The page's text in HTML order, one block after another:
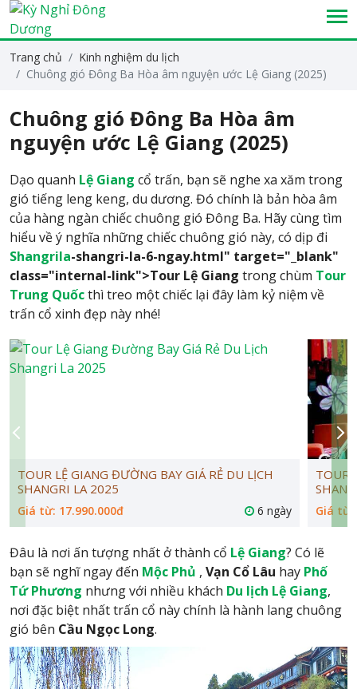
Trang chủ
Kinh nghiệm du lịch
Chuông gió Đông Ba Hòa âm nguyện ước Lệ Giang (2025)
Chuông gió Đông Ba Hòa âm
nguyện ước Lệ Giang (2025)
Dạo quanh Lệ Giang cổ trấn, bạn sẽ nghe xa xăm trong
gió tiếng leng keng, du dương. Đó chính là bản hòa âm
của hàng ngàn chiếc chuông gió Đông Ba. Hãy cùng tìm
hiểu về ý nghĩa những chiếc chuông gió này, có dịp đi
Shangrila-shangri-la-6-ngay.html" target="_blank"
class="internal-link">Tour Lệ Giang trong chùm Tour
Trung Quốcthì treo một chiếc lại đây làm kỷ niệm về
trấn cổ xinh đẹp này nhé!
TOUR LỆ GIANG ĐƯỜNG BAY GIÁ RẺ DU LỊCH
SHANGRI LA 2025
Giá từ: 17.990.000đ 6 ngày
TOUR
Giá từ:
Đâu là nơi ấn tượng nhất ở thành cổ Lệ Giang? Có lẽ
bạn sẽ nghĩ ngay đến Mộc Phủ , Vạn Cổ Lâu hay Phố
Tứ Phương nhưng với nhiều khách Du lịch Lệ Giang,
nơi đặc biệt nhất trấn cổ này chính là hành lang chuông
gió bên Cầu Ngọc Long.